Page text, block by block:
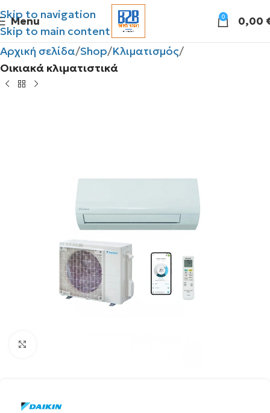
Skip to navigation
Skip to main content
Menu 0 0,00
Αρχική σελίδα Shop Κλιματισμός
Οικιακά κλιματιστικά